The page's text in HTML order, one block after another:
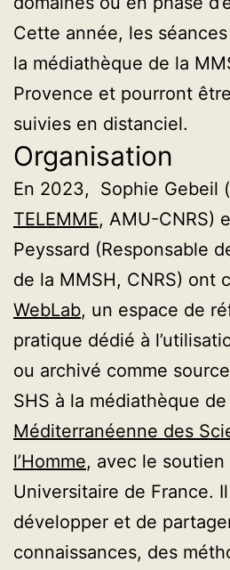
Cette année, les
la médiathèque de la
Provence et pourront
suivies en distanciel.
Organisation
En 2023, Sophie Gebeil
TELEMME, AMU-CNRS)
Peyssard (Responsable
de la MMSH, CNRS) ont
WebLab, un espace de
pratique dédié à
ou archivé comme
SHS à la médiathèque de
Méditerranéenne des
l’Homme, avec le soutien
Universitaire de France.
développer et de
connaissances, des